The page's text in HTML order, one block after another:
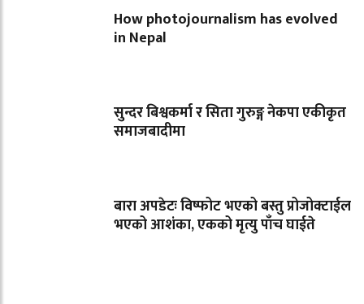
How photojournalism has evolved
in Nepal
सुन्दर बिश्वकर्मा र सिता गुरुङ्ग नेकपा एकीकृत
समाजबादीमा
बारा अपडेटः विष्फोट भएको बस्तु प्रोजोक्टाईल
भएको आशंका, एकको मृत्यु पाँच घाईते